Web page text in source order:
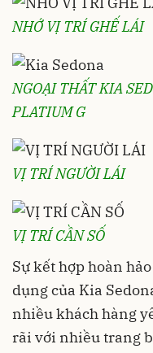
NHỚ VỊ TRÍ GHẾ LÁI
NGOẠI THẤT KIA
PLATIUM G
VỊ TRÍ NGƯỜI LÁI
VỊ TRÍ CẦN SỐ
Sự kết hợp hoàn
dụng của Kia
nhiều khách hàng
rãi với nhiều trang